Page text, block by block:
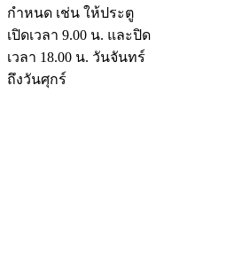
กำหนด เช่น ให้ประตู
เปิดเวลา 9.00 น. และปิด
เวลา 18.00 น. วันจันทร์
ถึงวันศุกร์